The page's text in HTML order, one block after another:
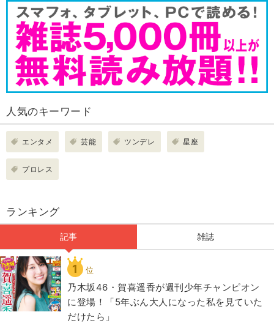
人気のキーワード
エンタメ 芸能 ツンデレ 星座
プロレス
ランキング
記事 雑誌
1 位
乃木坂46・賀喜遥香が週刊少年チャンピオン
に登場！「5年ぶん大人になった私を見ていた
だけたら」